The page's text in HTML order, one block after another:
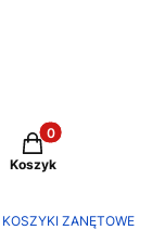
Produkty w
Koszyk
KOSZYKI ZANĘTOWE